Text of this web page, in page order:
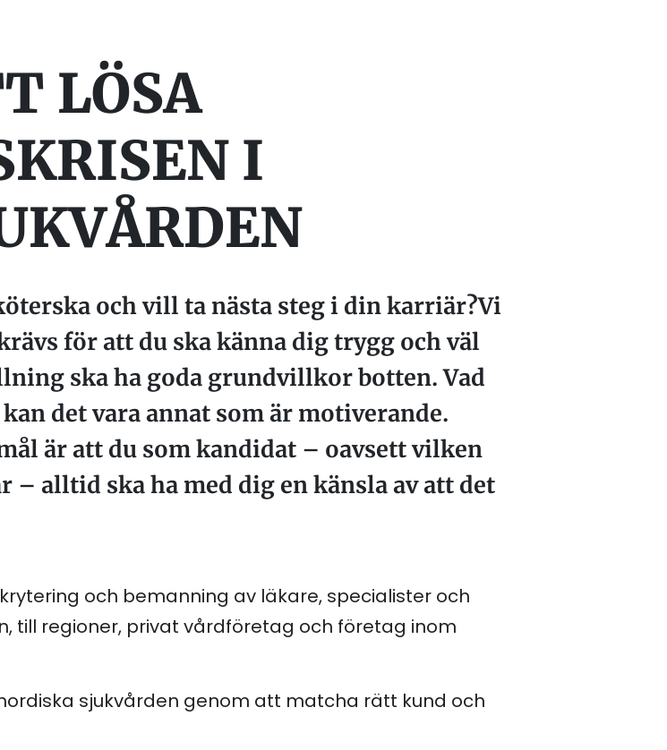
LÖSA
I
och vill ta nästa steg i din karriär?Vi
för att du ska känna dig trygg och väl
ska ha goda grundvillkor botten. Vad
det vara annat som är motiverande.
är att du som kandidat – oavsett vilken
alltid ska ha med dig en känsla av att det
och bemanning av läkare, specialister och
till regioner, privat vårdföretag och företag inom
sjukvården genom att matcha rätt kund och